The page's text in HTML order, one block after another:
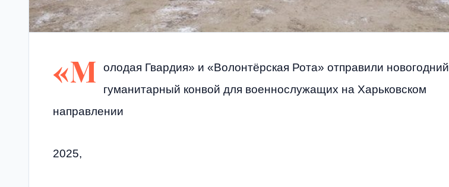
«М
олодая Гвардия» и «Волонтёрская Рота» отправили новогодний
гуманитарный конвой для военнослужащих на Харьковском
направлении
2025,